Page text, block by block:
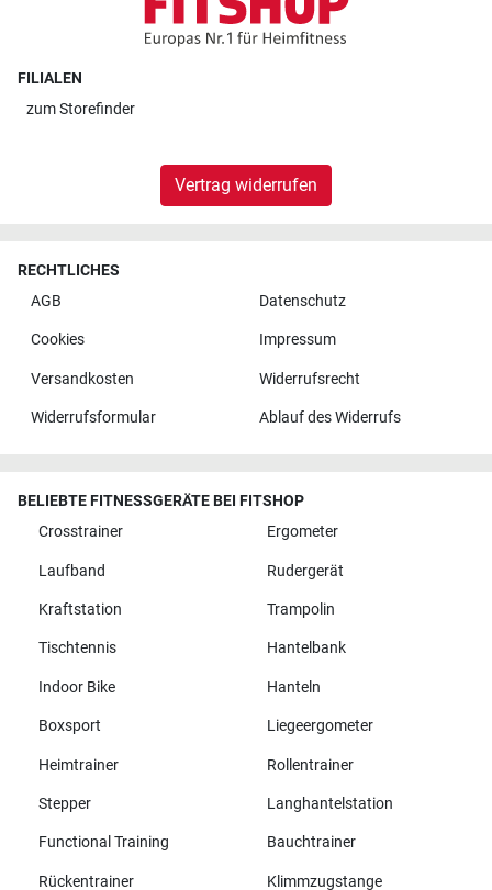
FILIALEN
zumStorefinder
Vertrag widerrufen
RECHTLICHES
AGB
Datenschutz
Cookies Impressum
Versandkosten Widerrufsrecht
Widerrufsformular Ablauf des Widerrufs
BELIEBTE FITNESSGERÄTE BEI FITSHOP
Crosstrainer
Ergometer
Laufband Rudergerät
Kraftstation Trampolin
Tischtennis Hantelbank
Indoor Bike Hanteln
Boxsport Liegeergometer
Heimtrainer Rollentrainer
Stepper Langhantelstation
Functional Training Bauchtrainer
Rückentrainer Klimmzugstange